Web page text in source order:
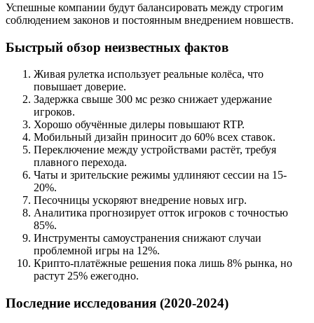
Успешные компании будут балансировать между строгим
соблюдением законов и постоянным внедрением новшеств.
Быстрый обзор неизвестных фактов
Живая рулетка использует реальные колёса, что
повышает доверие.
Задержка свыше 300 мс резко снижает удержание
игроков.
Хорошо обучённые дилеры повышают RTP.
Мобильный дизайн приносит до 60% всех ставок.
Переключение между устройствами растёт, требуя
плавного перехода.
Чаты и зрительские режимы удлиняют сессии на 15-
20%.
Песочницы ускоряют внедрение новых игр.
Аналитика прогнозирует отток игроков с точностью
85%.
Инструменты самоустранения снижают случаи
проблемной игры на 12%.
Крипто‑платёжные решения пока лишь 8% рынка, но
растут 25% ежегодно.
Последние исследования (2020‑2024)